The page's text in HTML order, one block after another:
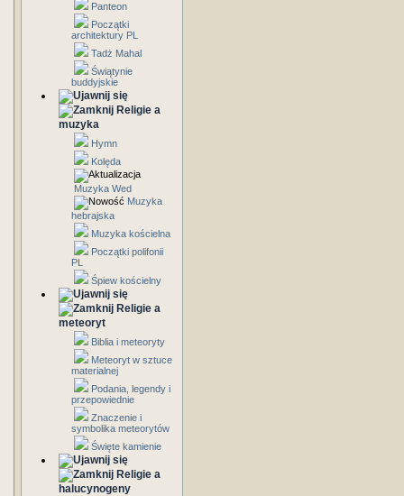
Panteon
Początki
architektury PL
Tadż Mahal
Świątynie
buddyjskie
Religie a
muzyka
Hymn
Kolęda
Muzyka Wed
Muzyka
hebrajska
Muzyka kościelna
Początki polifonii
PL
Śpiew kościelny
Religie a
meteoryt
Biblia i meteoryty
Meteoryt w sztuce
materialnej
Podania, legendy i
przepowiednie
Znaczenie i
symbolika meteorytów
Święte kamienie
Religie a
halucynogeny